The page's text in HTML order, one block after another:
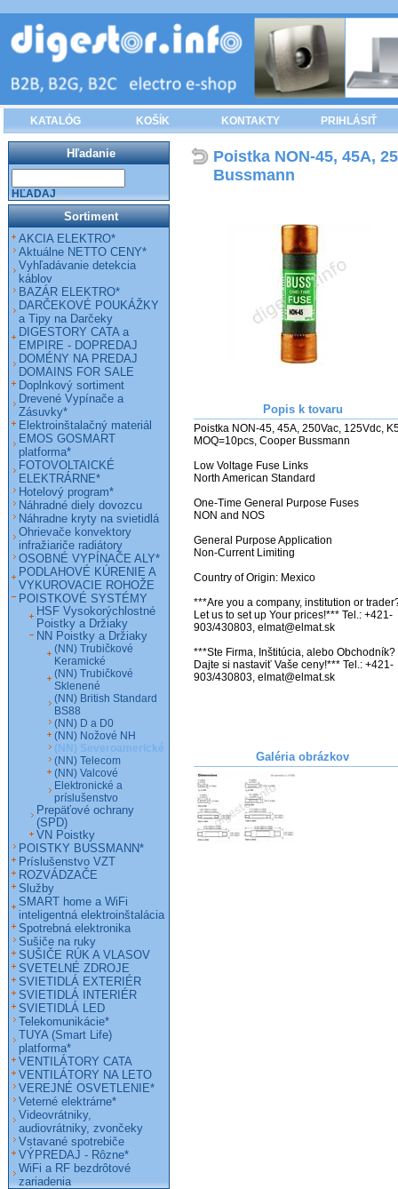
KATALÓG KOŠÍK KONTAKTY PRIHLÁSIŤ
Poistka NON-45, 45A,
Bussmann
Popis k tovaru
Poistka NON-45, 45A, 250Vac, 125Vdc,
MOQ=10pcs, Cooper Bussmann
Low Voltage Fuse Links
North American Standard
One-Time General Purpose Fuses
NON and NOS
General Purpose Application
Non-Current Limiting
Country of Origin: Mexico
***Are you a company, institution or
Let us to set up Your prices!*** Tel.: +421-
903/430803, elmat@elmat.sk
***Ste Firma, Inštitúcia, alebo Obchodník?
Dajte si nastaviť Vaše ceny!*** Tel.: +421-
903/430803, elmat@elmat.sk
Galéria obrázkov
Hľadanie
HĽADAJ
Sortiment
AKCIA ELEKTRO*
Aktuálne NETTO CENY*
Vyhľadávanie detekcia
káblov
BAZÁR ELEKTRO*
DARČEKOVÉ POUKÁŽKY
a Tipy na Darčeky
DIGESTORY CATA a
EMPIRE - DOPREDAJ
DOMÉNY NA PREDAJ
DOMAINS FOR SALE
Doplnkový sortiment
Drevené Vypínače a
Zásuvky*
Elektroinštalačný materiál
EMOS GOSMART
platforma*
FOTOVOLTAICKÉ
ELEKTRÁRNE*
Hotelový program*
Náhradné diely dovozcu
Náhradne kryty na svietidlá
Ohrievače konvektory
infražiariče radiátory
OSOBNÉ VYPÍNAČE ALY*
PODLAHOVÉ KÚRENIE A
VYKUROVACIE ROHOŽE
POISTKOVÉ SYSTÉMY
HSF Vysokorýchlostné
Poistky a Držiaky
NN Poistky a Držiaky
(NN) Trubičkové
Keramické
(NN) Trubičkové
Sklenené
(NN) British Standard
BS88
(NN) D a D0
(NN) Nožové NH
(NN) Severoamerické
(NN) Telecom
(NN) Valcové
Elektronické a
príslušenstvo
Prepäťové ochrany
(SPD)
VN Poistky
POISTKY BUSSMANN*
Príslušenstvo VZT
ROZVÁDZAČE
Služby
SMART home a WiFi
inteligentná elektroinštalácia
Spotrebná elektronika
Sušiče na ruky
SUŠIČE RÚK A VLASOV
SVETELNÉ ZDROJE
SVIETIDLÁ EXTERIÉR
SVIETIDLÁ INTERIÉR
SVIETIDLÁ LED
Telekomunikácie*
TUYA (Smart Life)
platforma*
VENTILÁTORY CATA
VENTILÁTORY NA LETO
VEREJNÉ OSVETLENIE*
Veterné elektrárne*
Videovrátniky,
audiovrátniky, zvončeky
Vstavané spotrebiče
VÝPREDAJ - Rôzne*
WiFi a RF bezdrôtové
zariadenia